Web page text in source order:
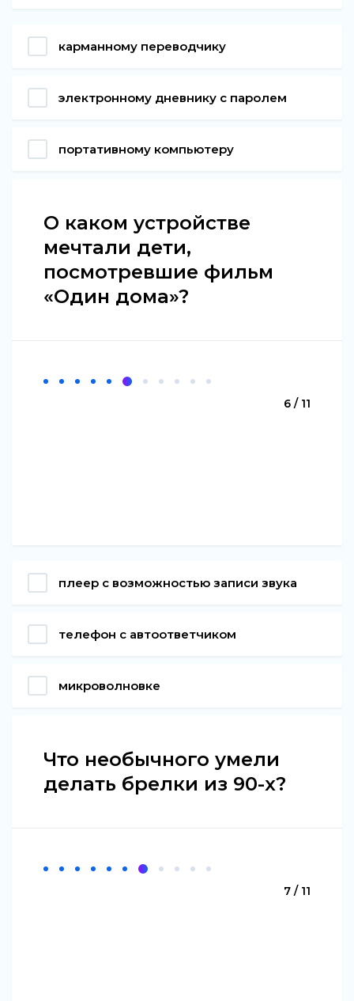
карманному переводчику
электронному дневнику с паролем
портативному компьютеру
О каком устройстве
мечтали дети,
посмотревшие фильм
«Один дома»?
6 / 11
плеер с возможностью записи звука
телефон с автоответчиком
микроволновке
Что необычного умели
делать брелки из 90-х?
7 / 11